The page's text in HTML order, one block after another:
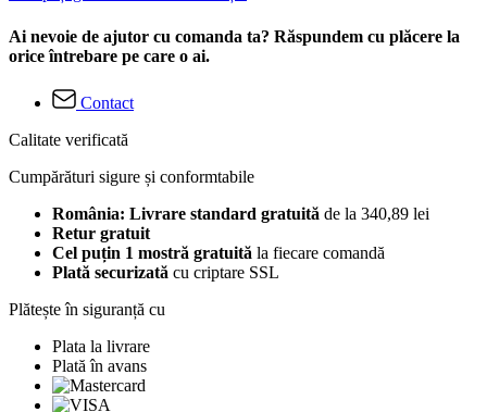
Ai nevoie de ajutor cu comanda ta? Răspundem cu plăcere la
orice întrebare pe care o ai.
Contact
Calitate verificată
Cumpărături sigure și conformtabile
România: Livrare standard gratuită de la 340,89 lei
Retur gratuit
Cel puțin 1 mostră gratuită la fiecare comandă
Plată securizată cu criptare SSL
Plătește în siguranță cu
Plata la livrare
Plată în avans